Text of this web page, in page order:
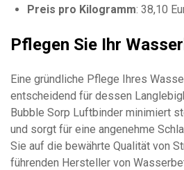
Preis pro Kilogramm: 38,10
Pflegen Sie Ihr
Eine gründliche Pflege Ihres
entscheidend für dessen
Bubble Sorp Luftbinder minimiert
und sorgt für eine angenehme
Sie auf die bewährte Qualität von
führenden Hersteller von